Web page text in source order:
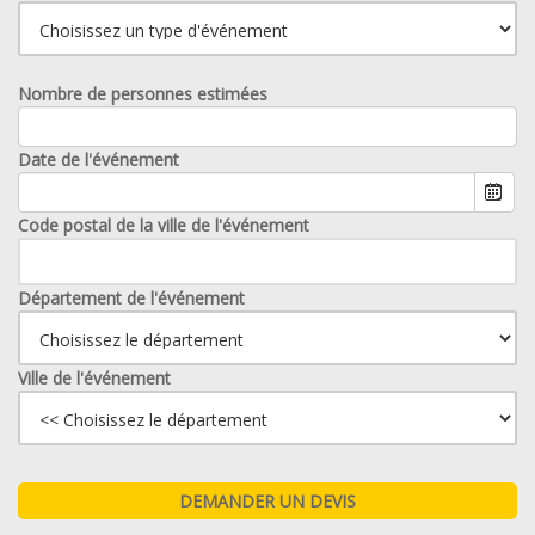
Nombre de personnes estimées
Date de l'événement
Code postal de la ville de l'événement
Département de l'événement
Ville de l'événement